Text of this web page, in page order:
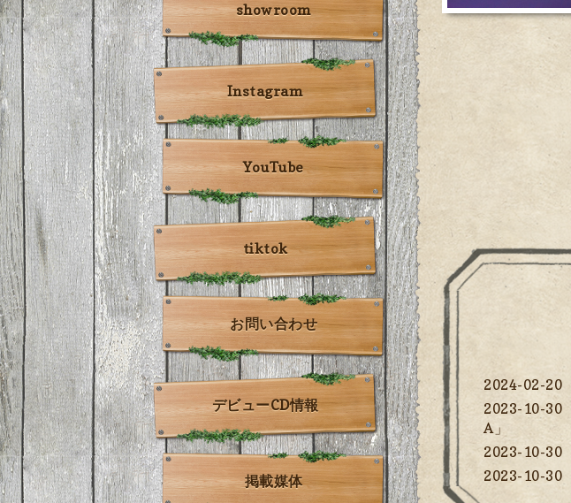
2024-02-20
2023-10-30
A」
2023-10-30
2023-10-30
showroom
Instagram
YouTube
tiktok
お問い合わせ
デビューCD情報
掲載媒体